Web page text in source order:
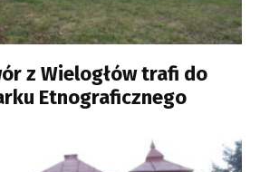
z Wielogłów trafi do
Etnograficznego